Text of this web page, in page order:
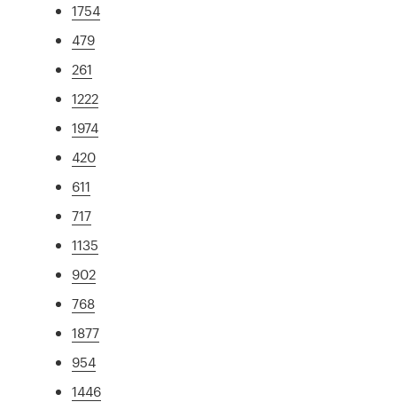
1754
479
261
1222
1974
420
611
717
1135
902
768
1877
954
1446